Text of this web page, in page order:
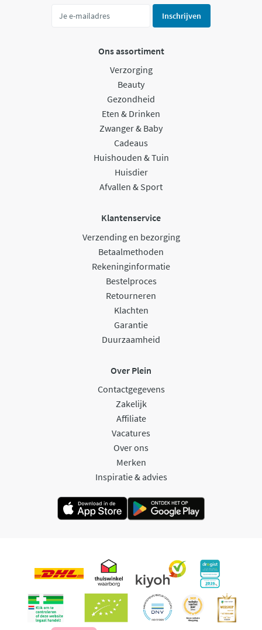
Inschrijven
Ons assortiment
Verzorging
Beauty
Gezondheid
Eten & Drinken
Zwanger & Baby
Cadeaus
Huishouden & Tuin
Huisdier
Afvallen & Sport
Klantenservice
Verzending en bezorging
Betaalmethoden
Rekeninginformatie
Bestelproces
Retourneren
Klachten
Garantie
Duurzaamheid
Over Plein
Contactgegevens
Zakelijk
Affiliate
Vacatures
Over ons
Merken
Inspiratie & advies